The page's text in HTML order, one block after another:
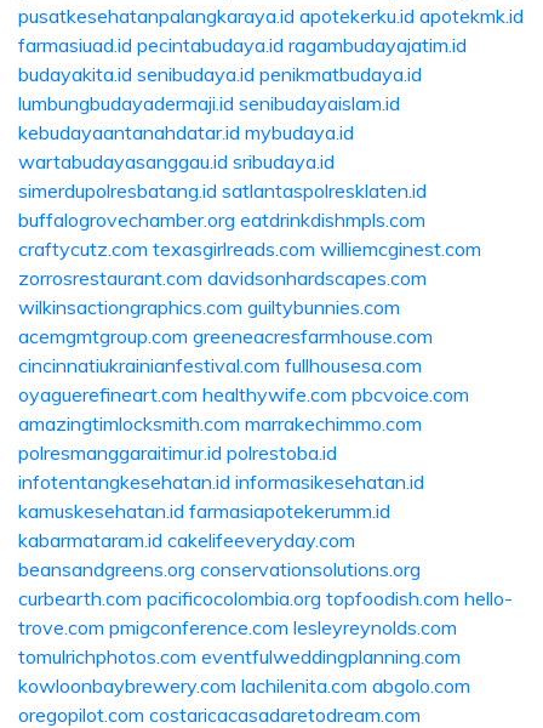
pusatkesehatanpalangkaraya.id apotekerku.id apotekmk.id
farmasiuad.id pecintabudaya.id ragambudayajatim.id
budayakita.id senibudaya.id penikmatbudaya.id
lumbungbudayadermaji.id senibudayaislam.id
kebudayaantanahdatar.id mybudaya.id
wartabudayasanggau.id sribudaya.id
simerdupolresbatang.id satlantaspolresklaten.id
buffalogrovechamber.org eatdrinkdishmpls.com
craftycutz.com texasgirlreads.com williemcginest.com
zorrosrestaurant.com davidsonhardscapes.com
wilkinsactiongraphics.com guiltybunnies.com
acemgmtgroup.com greeneacresfarmhouse.com
cincinnatiukrainianfestival.com fullhousesa.com
oyaguerefineart.com healthywife.com pbcvoice.com
amazingtimlocksmith.com marrakechimmo.com
polresmanggaraitimur.id polrestoba.id
infotentangkesehatan.id informasikesehatan.id
kamuskesehatan.id farmasiapotekerumm.id
kabarmataram.id cakelifeeveryday.com
beansandgreens.org conservationsolutions.org
curbearth.com pacificocolombia.org topfoodish.com hello-
trove.com pmigconference.com lesleyreynolds.com
tomulrichphotos.com eventfulweddingplanning.com
kowloonbaybrewery.com lachilenita.com abgolo.com
oregopilot.com costaricacasadaretodream.com